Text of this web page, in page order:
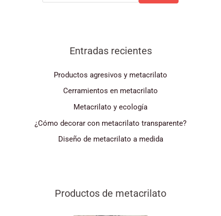
Entradas recientes
Productos agresivos y metacrilato
Cerramientos en metacrilato
Metacrilato y ecología
¿Cómo decorar con metacrilato transparente?
Diseño de metacrilato a medida
Productos de metacrilato